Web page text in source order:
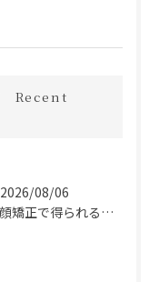
Recent
2026/08/06
小顔矯正で得られる顔変化の科学的効果